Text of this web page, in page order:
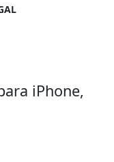
iPhone,